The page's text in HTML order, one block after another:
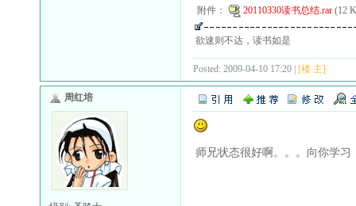
附件：
20110330读书总结.rar (12
欲速则不达，读书如是
Posted: 2009-04-10 17:20 | [楼 主]
周红培
师兄状态很好啊。。。向你学习